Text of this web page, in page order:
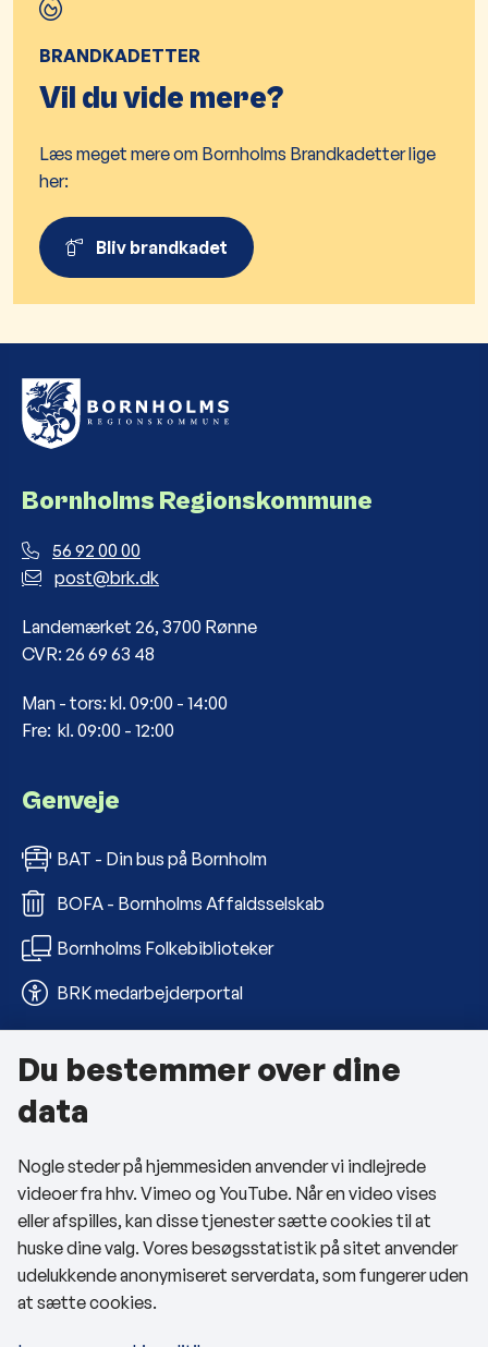
BRANDKADETTER
Vil du vide mere?
Læs meget mere om Bornholms Brandkadetter lige
her:
Bliv brandkadet
Bornholms Regionskommune
56 92 00 00
post@brk.dk
Landemærket 26, 3700 Rønne
CVR: 26 69 63 48
Man - tors: kl. 09:00 - 14:00
Fre: kl. 09:00 - 12:00
Genveje
BAT - Din bus på Bornholm
BOFA - Bornholms Affaldsselskab
Bornholms Folkebiblioteker
BRK medarbejderportal
Om kommunen
Kontakt os
Telefon- og åbningstider
Tilgængelighedserklæring
Privatlivspolitik
Cookies
Du bestemmer over dine
data
Nogle steder på hjemmesiden anvender vi indlejrede
videoer fra hhv. Vimeo og YouTube. Når en video vises
eller afspilles, kan disse tjenester sætte cookies til at
huske dine valg. Vores besøgsstatistik på sitet anvender
udelukkende anonymiseret serverdata, som fungerer uden
at sætte cookies.